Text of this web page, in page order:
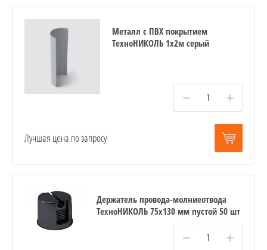
Металл с ПВХ покрытием
ТехноНИКОЛЬ 1x2м серый
− +
Лучшая цена по запросу
Держатель провода-молниеотвода
ТехноНИКОЛЬ 75х130 мм пустой 50 шт
− +